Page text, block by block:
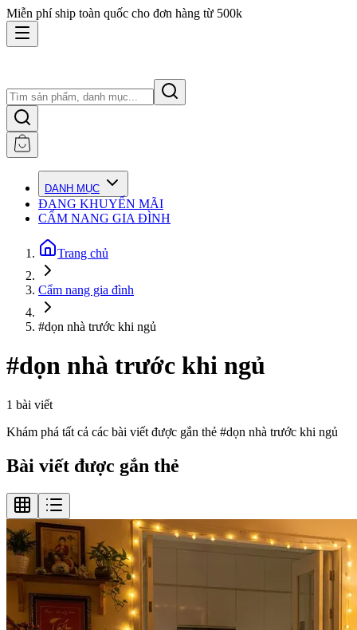
Miễn phí ship toàn quốc cho đơn hàng từ 500k
DANH MỤC
ĐANG KHUYẾN MÃI
CẨM NANG GIA ĐÌNH
Trang chủ
Cẩm nang gia đình
#dọn nhà trước khi ngủ
#dọn nhà trước khi ngủ
1 bài viết
Khám phá tất cả các bài viết được gắn thẻ #dọn nhà trước khi ngủ
Bài viết được gắn thẻ